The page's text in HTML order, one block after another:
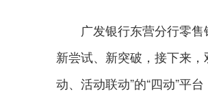
广发银行东营分行零售
新尝试、新突破，接下来
动、活动联动”的“四动”平